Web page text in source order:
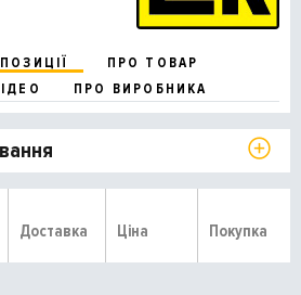
ПРО ТОВАР
ПРО ВИРОБНИКА
Доставка Ціна Покупка